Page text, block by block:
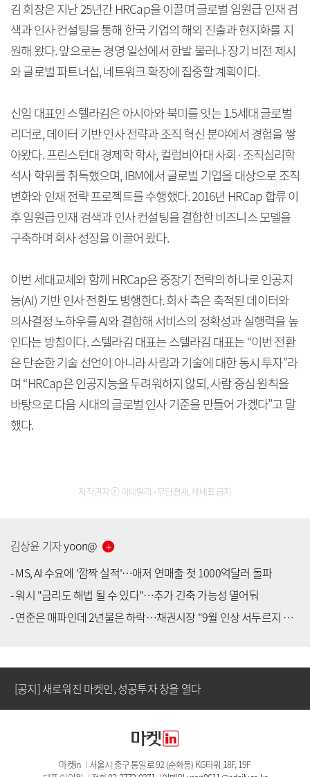
김 회장은 지난 25년간 HRCap을 이끌며 글로벌 임원급 인재 검
색과 인사 컨설팅을 통해 한국 기업의 해외 진출과 현지화를 지
원해 왔다. 앞으로는 경영 일선에서 한발 물러나 장기 비전 제시
와 글로벌 파트너십, 네트워크 확장에 집중할 계획이다.
신임 대표인 스텔라김은 아시아와 북미를 잇는 1.5세대 글로벌
리더로, 데이터 기반 인사 전략과 조직 혁신 분야에서 경험을 쌓
아왔다. 프린스턴대 경제학 학사, 컬럼비아대 사회·조직심리학
석사 학위를 취득했으며, IBM에서 글로벌 기업을 대상으로 조직
변화와 인재 전략 프로젝트를 수행했다. 2016년 HRCap 합류 이
후 임원급 인재 검색과 인사 컨설팅을 결합한 비즈니스 모델을
구축하며 회사 성장을 이끌어 왔다.
이번 세대교체와 함께 HRCap은 중장기 전략의 하나로 인공지
능(AI) 기반 인사 전환도 병행한다. 회사 측은 축적된 데이터와
의사결정 노하우를 AI와 결합해 서비스의 정확성과 실행력을 높
인다는 방침이다. 스텔라김 대표는 스텔라김 대표는 “이번 전환
은 단순한 기술 선언이 아니라 사람과 기술에 대한 동시 투자”라
며 “HRCap은 인공지능을 두려워하지 않되, 사람 중심 원칙을
바탕으로 다음 시대의 글로벌 인사 기준을 만들어 가겠다”고 말
했다.
저작권자 ⓒ 이데일리 - 무단전재, 재배포 금지
김상윤 기자yoon@
-MS, AI 수요에 '깜짝 실적'…애저 연매출 첫 1000억달러 돌파
-워시 "금리도 해법 될 수 있다"…추가 긴축 가능성 열어둬
-연준은 매파인데 2년물은 하락…채권시장 "9월 인상 서두르지 않을 것"
[공지] 새로워진 마켓인, 성공투자 창을 열다
[공지] 유료서비스 가입 안내
[공지] 새로워진 마켓인, 성공투자 창을 열다
마켓in I 서울시 중구 통일로 92 (순화동) KG타워 18F, 19F